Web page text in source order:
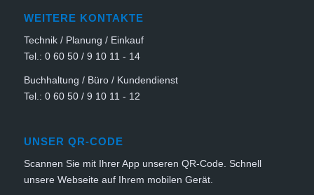
WEITERE KONTAKTE
Technik / Planung / Einkauf
Tel.: 0 60 50 / 9 10 11 - 14
Buchhaltung / Büro / Kundendienst
Tel.: 0 60 50 / 9 10 11 - 12
UNSER QR-CODE
Scannen Sie mit Ihrer App unseren QR-Code. Schnell
unsere Webseite auf Ihrem mobilen Gerät.